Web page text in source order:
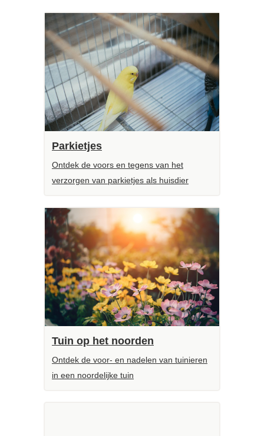
Parkietjes
Ontdek de voors en tegens van het
verzorgen van parkietjes als huisdier
Tuin op het noorden
Ontdek de voor- en nadelen van tuinieren
in een noordelijke tuin